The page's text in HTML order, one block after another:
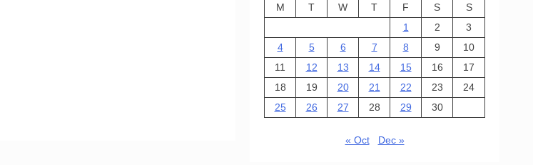
M
T W T F S
S
1
2
3
4
5 6 7 8 9
10
11
12 13 14 15 16
17
18
19 20 21 22 23
24
25
26 27 28 29 30
« Oct Dec »